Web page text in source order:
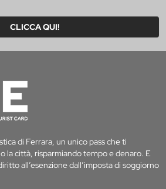
CLICCA QUI!
di Ferrara, un unico pass che ti
la città, risparmiando tempo e denaro. E
all’esenzione dall’imposta di soggiorno